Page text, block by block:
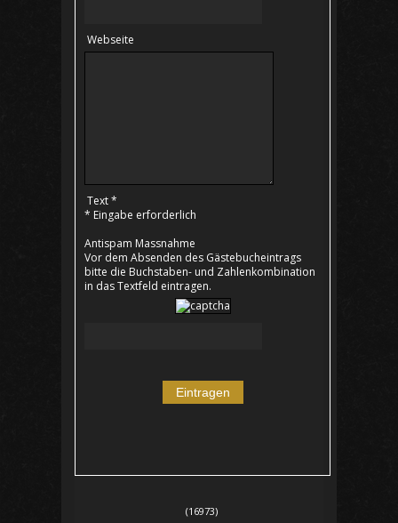
Webseite
Text *
* Eingabe erforderlich
Antispam Massnahme
Vor dem Absenden des Gästebucheintrags
bitte die Buchstaben- und Zahlenkombination
in das Textfeld eintragen.
(16973)